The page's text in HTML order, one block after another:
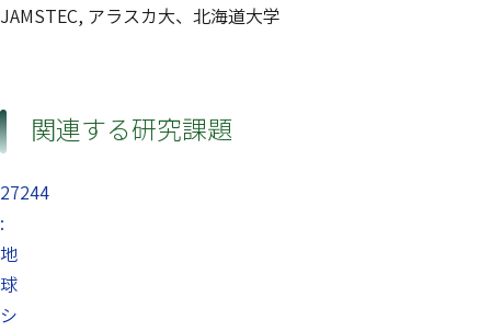
JAMSTEC, アラスカ大、北海道大学
関連する研究課題
27244
:
地
球
シ